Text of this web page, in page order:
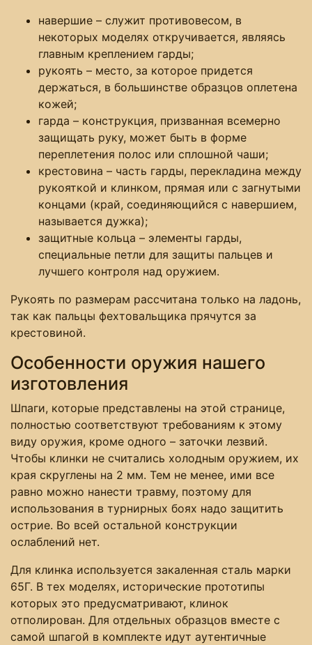
навершие – служит противовесом, в
некоторых моделях откручивается, являясь
главным креплением гарды;
рукоять – место, за которое придется
держаться, в большинстве образцов оплетена
кожей;
гарда – конструкция, призванная всемерно
защищать руку, может быть в форме
переплетения полос или сплошной чаши;
крестовина – часть гарды, перекладина между
рукояткой и клинком, прямая или с загнутыми
концами (край, соединяющийся с навершием,
называется дужка);
защитные кольца – элементы гарды,
специальные петли для защиты пальцев и
лучшего контроля над оружием.
Рукоять по размерам рассчитана только на ладонь,
так как пальцы фехтовальщика прячутся за
крестовиной.
Особенности оружия нашего
изготовления
Шпаги, которые представлены на этой странице,
полностью соответствуют требованиям к этому
виду оружия, кроме одного – заточки лезвий.
Чтобы клинки не считались холодным оружием, их
края скруглены на 2 мм. Тем не менее, ими все
равно можно нанести травму, поэтому для
использования в турнирных боях надо защитить
острие. Во всей остальной конструкции
ослаблений нет.
Для клинка используется закаленная сталь марки
65Г. В тех моделях, исторические прототипы
которых это предусматривают, клинок
отполирован. Для отдельных образцов вместе с
самой шпагой в комплекте идут аутентичные